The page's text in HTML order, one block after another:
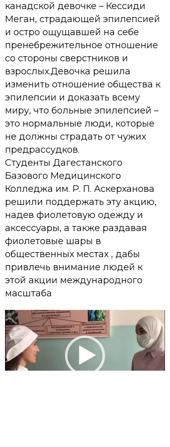
канадской девочке – Кессиди
Меган, страдающей эпилепсией
и остро ощущавшей на себе
пренебрежительное отношение
со стороны сверстников и
взрослых.Девочка решила
изменить отношение общества к
эпилепсии и доказать всему
миру, что больные эпилепсией –
это нормальные люди, которые
не должны страдать от чужих
предрассудков.
Студенты Дагестанского
Базового Медицинского
Колледжа им. Р. П. Аскерханова
решили поддержать эту акцию,
надев фиолетовую одежду и
аксессуары, а также раздавая
фиолетовые шары в
общественных местах , дабы
привлечь внимание людей к
этой акции международного
масштаба
Видеоплеер